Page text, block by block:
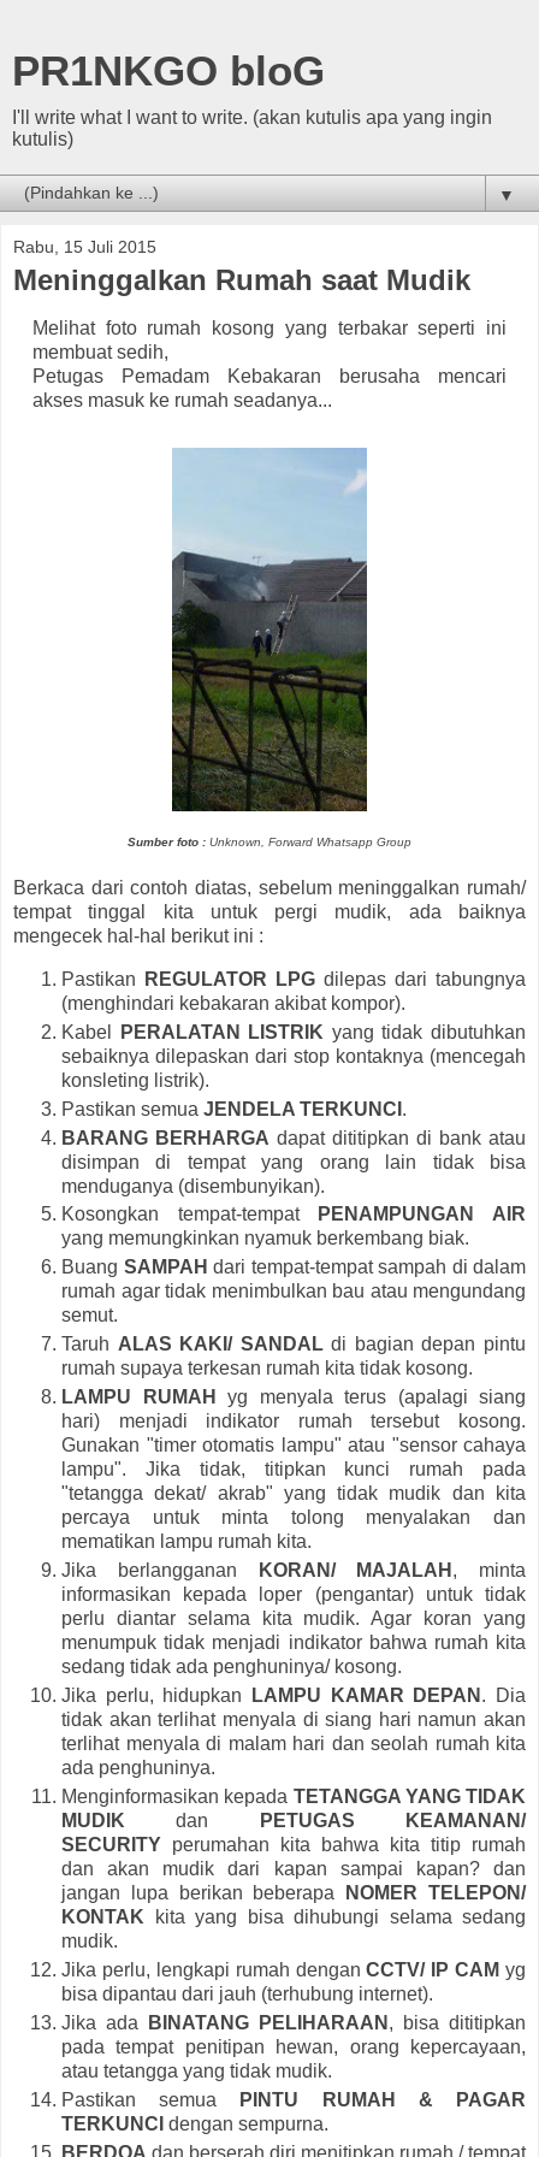
PR1NKGO bloG
I'll write what I want to write. (akan kutulis apa yang ingin
kutulis)
▼
Rabu, 15 Juli 2015
Meninggalkan Rumah saat Mudik
Melihat foto rumah kosong yang terbakar seperti ini
membuat sedih,
Petugas Pemadam Kebakaran berusaha mencari
akses masuk ke rumah seadanya...
Sumber foto : Unknown, Forward Whatsapp Group
Berkaca dari contoh diatas, sebelum meninggalkan rumah/
tempat tinggal kita untuk pergi mudik, ada baiknya
mengecek hal-hal berikut ini :
Pastikan REGULATOR LPG dilepas dari tabungnya
(menghindari kebakaran akibat kompor).
Kabel
PERALATAN LISTRIK yang tidak dibutuhkan
sebaiknya dilepaskan dari stop kontaknya (mencegah
konsleting listrik).
Pastikan semua JENDELA TERKUNCI .
BARANG BERHARGA dapat dititipkan di bank atau
disimpan di tempat yang orang lain tidak bisa
menduganya (disembunyikan).
Kosongkan tempat-tempat
PENAMPUNGAN AIR
yang memungkinkan nyamuk berkembang biak.
Buang SAMPAH dari tempat-tempat sampah di dalam
rumah agar tidak menimbulkan bau atau mengundang
semut.
Taruh ALAS KAKI/ SANDALdi bagian depan pintu
rumah supaya terkesan rumah kita tidak kosong.
LAMPU RUMAH
yg menyala terus (apalagi siang
hari) menjadi indikator rumah tersebut kosong.
Gunakan "timer otomatis lampu" atau "sensor cahaya
lampu". Jika tidak, titipkan kunci rumah pada
"tetangga dekat/ akrab" yang tidak mudik dan kita
percaya untuk minta tolong menyalakan dan
mematikan lampu rumah kita.
Jika berlangganan
KORAN/ MAJALAH , minta
informasikan kepada loper (pengantar) untuk tidak
perlu diantar selama kita mudik. Agar koran yang
menumpuk tidak menjadi indikator bahwa rumah kita
sedang tidak ada penghuninya/ kosong.
Jika perlu, hidupkan
LAMPU KAMAR DEPAN . Dia
tidak akan terlihat menyala di siang hari namun akan
terlihat menyala di malam hari dan seolah rumah kita
ada penghuninya.
Menginformasikan kepada TETANGGA YANG TIDAK
MUDIK dan
PETUGAS KEAMANAN/
SECURITY perumahan kita bahwa kita titip rumah
dan akan mudik dari kapan sampai kapan? dan
jangan lupa berikan beberapa NOMER TELEPON/
KONTAK kita yang bisa dihubungi selama sedang
mudik.
Jika perlu, lengkapi rumah denganCCTV/ IP CAM yg
bisa dipantau dari jauh (terhubung internet).
Jika ada
BINATANG PELIHARAAN , bisa dititipkan
pada tempat penitipan hewan, orang kepercayaan,
atau tetangga yang tidak mudik.
Pastikan semua
PINTU RUMAH & PAGAR
TERKUNCI dengan sempurna.
BERDOA dan berserah diri menitipkan rumah / tempat